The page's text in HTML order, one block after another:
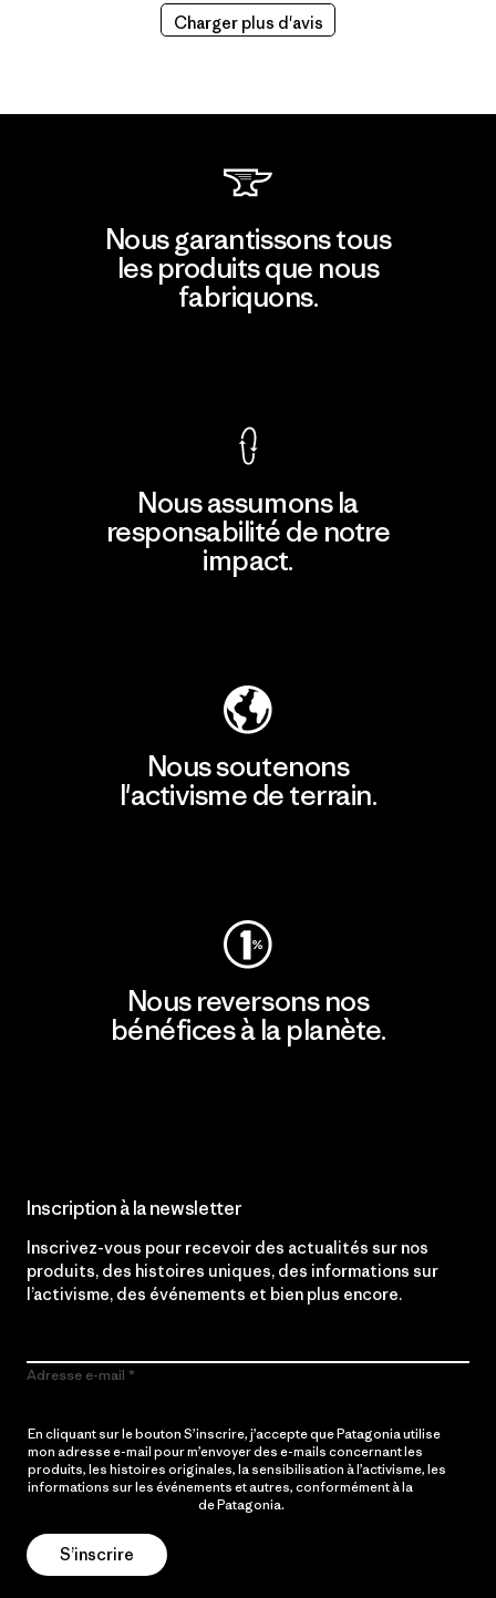
Charger plus d'avis
Nous garantissons tous
les produits que nous
fabriquons.
Nous assumons la
responsabilité de notre
impact.
Nous soutenons
l'activisme de terrain.
Nous reversons nos
bénéfices à la planète.
Inscription à la newsletter
Inscrivez-vous pour recevoir des actualités sur nos
produits, des histoires uniques, des informations sur
l’activisme, des événements et bien plus encore.
Adresse e-mail
En cliquant sur le bouton S’inscrire, j’accepte que Patagonia utilise
mon adresse e-mail pour m’envoyer des e-mails concernant les
produits, les histoires originales, la sensibilisation à l’activisme, les
informations sur les événements et autres, conformément à la
de Patagonia.
S’inscrire